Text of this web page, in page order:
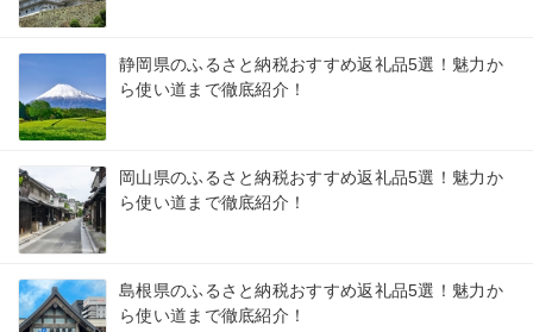
静岡県のふるさと納税おすすめ返礼品5選！魅力か
ら使い道まで徹底紹介！
岡山県のふるさと納税おすすめ返礼品5選！魅力か
ら使い道まで徹底紹介！
島根県のふるさと納税おすすめ返礼品5選！魅力か
ら使い道まで徹底紹介！